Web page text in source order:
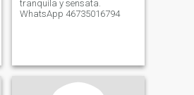
tranquila y sensata.
WhatsApp 46735016794